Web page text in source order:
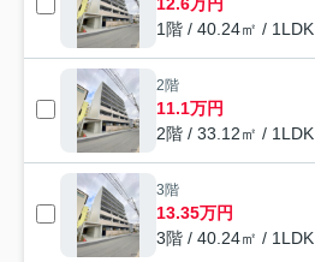
1階 / 40.24㎡ / 1LDK
2階
11.1万円
2階 / 33.12㎡ / 1LDK
3階
13.35万円
3階 / 40.24㎡ / 1LDK